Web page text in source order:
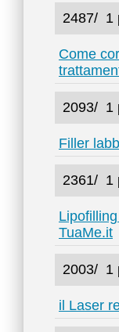
2487/ 1
Come
2093/ 1
Filler
2361/ 1
TuaMe.it
2003/ 1
il Laser